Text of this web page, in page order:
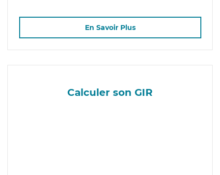
En Savoir Plus
Calculer son GIR